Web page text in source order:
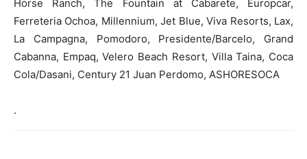
Horse Ranch, The Fountain at Cabarete, Europcar,
Ferreteria Ochoa, Millennium, Jet Blue, Viva Resorts, Lax,
La Campagna, Pomodoro, Presidente/Barcelo, Grand
Cabanna, Empaq, Velero Beach Resort, Villa Taina, Coca
Cola/Dasani, Century 21 Juan Perdomo, ASHORESOCA
.